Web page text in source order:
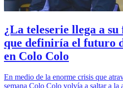
¿La teleserie llega a su
que definiría el futuro
en Colo Colo
En medio de la enorme crisis que
semana Colo Colo volvía a saltar a la